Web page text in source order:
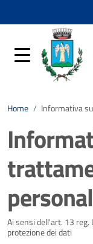
Home / Informativa
Dettagli
Ai sensi dell'art. 13
protezione dei dati